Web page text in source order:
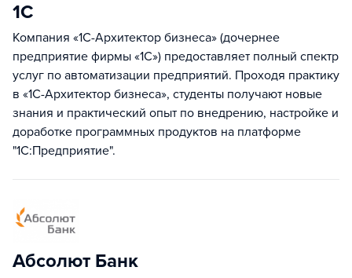
1С
Компания «1С-Архитектор бизнеса» (дочернее
предприятие фирмы «1С») предоставляет полный спектр
услуг по автоматизации предприятий. Проходя практику
в «1С-Архитектор бизнеса», студенты получают новые
знания и практический опыт по внедрению, настройке и
доработке программных продуктов на платформе
"1С:Предприятие".
Абсолют Банк